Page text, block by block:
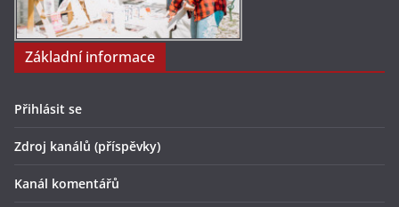
Základní informace
Přihlásit se
Zdroj kanálů (příspěvky)
Kanál komentářů